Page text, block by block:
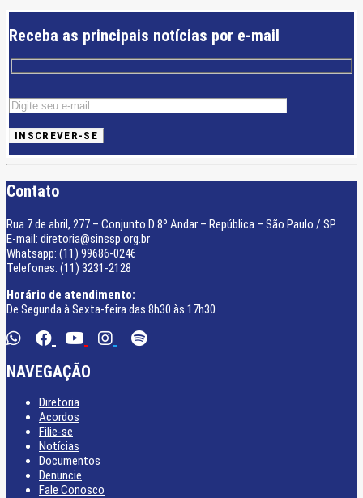
Receba as principais notícias por e-mail
Contato
Rua 7 de abril, 277 – Conjunto D 8º Andar – República – São Paulo / SP
E-mail: diretoria@sinssp.org.br
Whatsapp: (11) 99686-0246
Telefones: (11) 3231-2128
Horário de atendimento:
De Segunda à Sexta-feira das 8h30 às 17h30
NAVEGAÇÃO
Diretoria
Acordos
Filie-se
Notícias
Documentos
Denuncie
Fale Conosco